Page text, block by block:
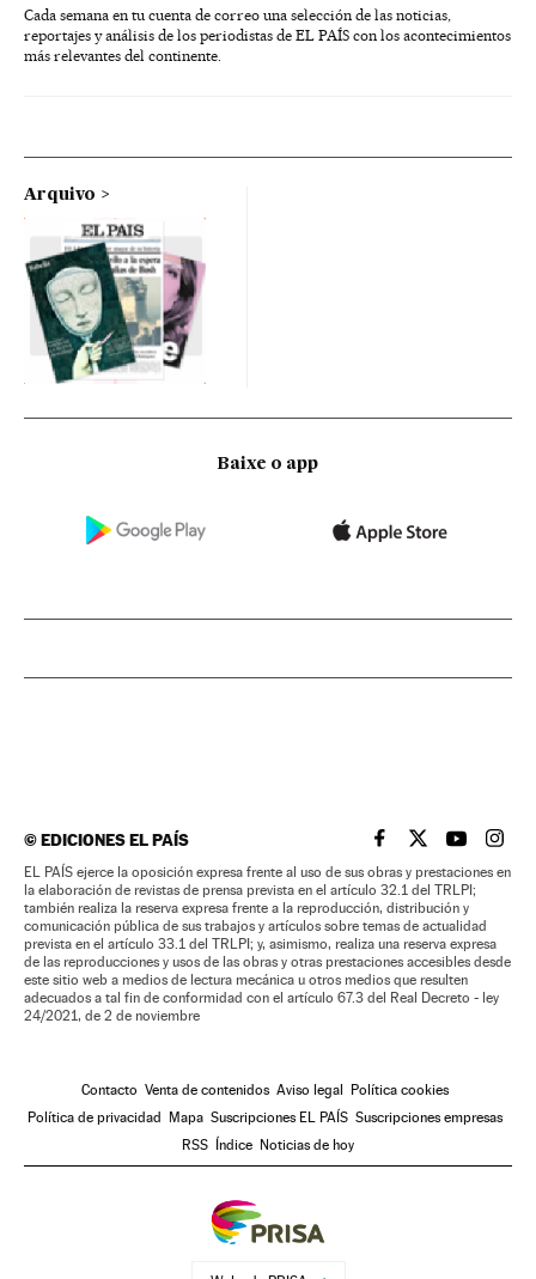
Cada semana en tu cuenta de correo una selección de las noticias,
reportajes y análisis de los periodistas de EL PAÍS con los acontecimientos
más relevantes del continente.
Arquivo
Baixe o app
©EDICIONES EL PAÍS EL PAÍS BRASIL EN
EL PAÍSEL PAÍS
EL
EL PAÍS ejerce la oposición expresa frente al uso de sus obras y prestaciones en
la elaboración de revistas de prensa prevista en el artículo 32.1 del TRLPI;
también realiza la reserva expresa frente a la reproducción, distribución y
comunicación pública de sus trabajos y artículos sobre temas de actualidad
prevista en el artículo 33.1 del TRLPI; y, asimismo, realiza una reserva expresa
de las reproducciones y usos de las obras y otras prestaciones accesibles desde
este sitio web a medios de lectura mecánica u otros medios que resulten
adecuados a tal fin de conformidad con el artículo 67.3 del Real Decreto - ley
24/2021, de 2 de noviembre
Contacto Venta de contenidos Aviso legal Política cookies
Política de privacidad Mapa Suscripciones EL PAÍS Suscripciones empresas
RSS Índice Noticias de hoy